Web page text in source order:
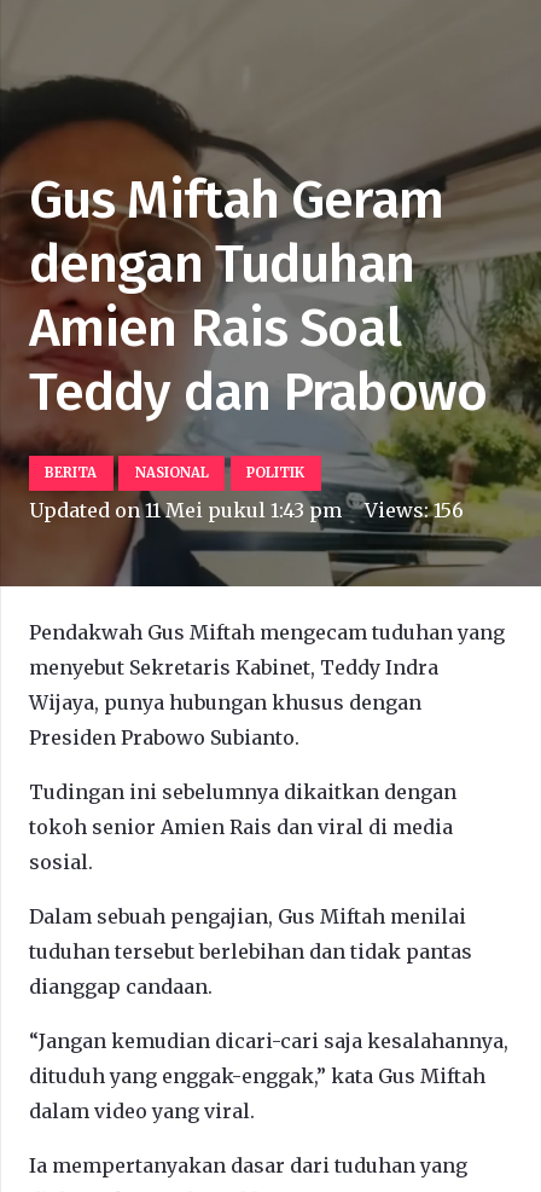
Gus Miftah Geram
dengan Tuduhan
Amien Rais Soal
Teddy dan Prabowo
BERITA NASIONAL POLITIK
Updated on11 Mei pukul 1:43 pm Views:156
Pendakwah Gus Miftah mengecam tuduhan yang
menyebut Sekretaris Kabinet, Teddy Indra
Wijaya, punya hubungan khusus dengan
Presiden Prabowo Subianto.
Tudingan ini sebelumnya dikaitkan dengan
tokoh senior Amien Rais dan viral di media
sosial.
Dalam sebuah pengajian, Gus Miftah menilai
tuduhan tersebut berlebihan dan tidak pantas
dianggap candaan.
“Jangan kemudian dicari-cari saja kesalahannya,
dituduh yang enggak-enggak,” kata Gus Miftah
dalam video yang viral.
Ia mempertanyakan dasar dari tuduhan yang